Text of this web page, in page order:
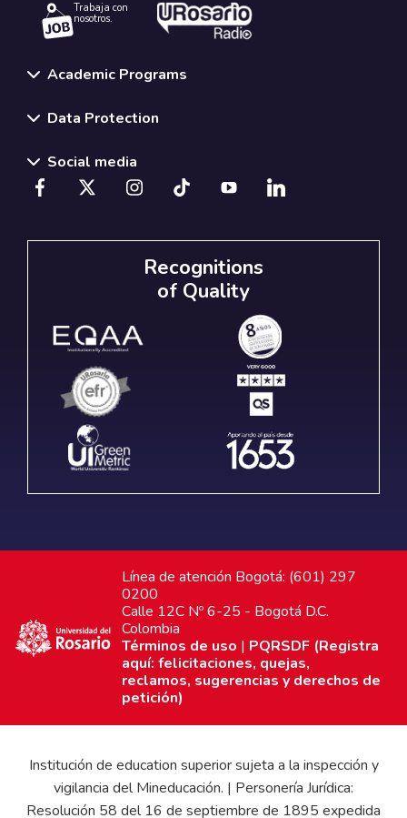
Trabaja con
nosotros.
Academic Programs
Data Protection
Social media
Recognitions
of Quality
Línea de atención Bogotá: (601) 297
0200
Calle 12C Nº 6-25 - Bogotá D.C.
Colombia
Términos de uso | PQRSDF (Registra
aquí: felicitaciones, quejas,
reclamos, sugerencias y derechos de
petición)
Institución de education superior sujeta a la inspección y
vigilancia del Mineducación. | Personería Jurídica:
Resolución 58 del 16 de septiembre de 1895 expedida